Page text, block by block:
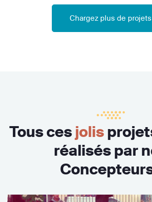
Chargez plus de projets
Tous cesjolis
réalisés par